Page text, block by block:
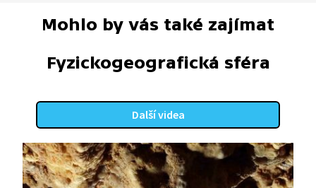
Mohlo by vás také zajímat
Fyzickogeografická sféra
Další videa